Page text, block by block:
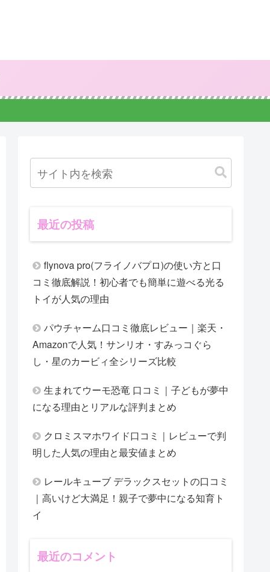
最近の投稿
flynova pro(フライノバプロ)の使い方と口
コミ徹底解説！初心者でも簡単に遊べる光る
トイが人気の理由
パウチャーム口コミ徹底レビュー｜楽天・
Amazonで人気！サンリオ・すみっコぐら
し・星のカービィ全シリーズ比較
生まれてウーモ恐竜 口コミ｜子どもが夢中
になる理由とリアルな評判まとめ
クロミスマホワイド口コミ｜レビューで判
明した人気の理由と最安値まとめ
レールキューブ デラックスセットの口コミ
｜高いけど大満足！親子で夢中になる知育ト
イ
最近のコメント